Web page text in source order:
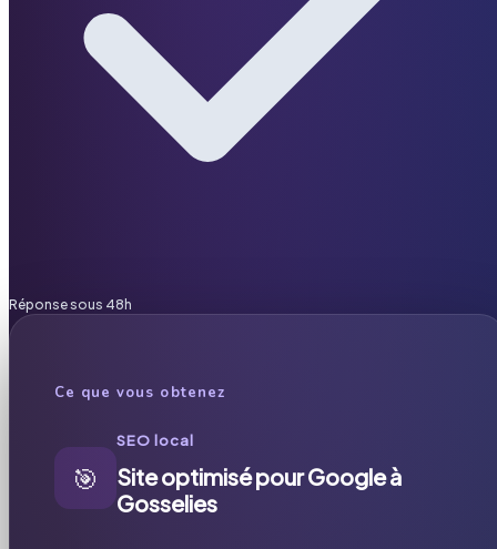
Réponse sous 48h
Ce que vous obtenez
🎯
SEO local
Site optimisé pour Google à
Gosselies